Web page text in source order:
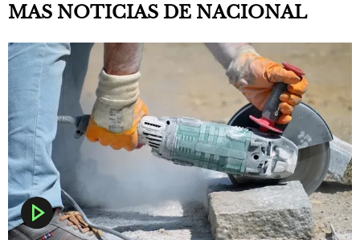
MAS NOTICIAS DE NACIONAL